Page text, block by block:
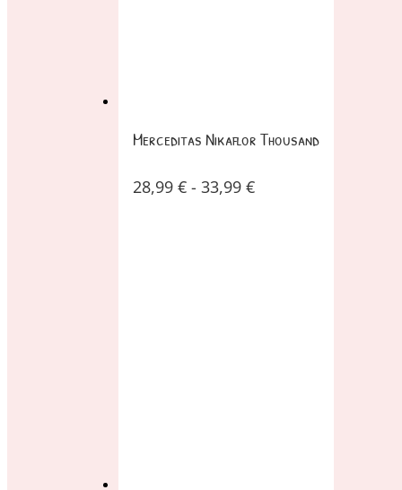
Merceditas Nikaflor Thousand
28,99 € - 33,99 €